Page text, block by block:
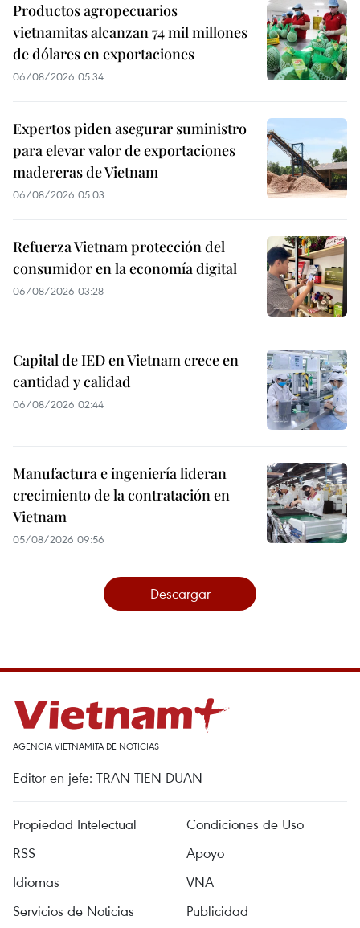
Productos agropecuarios
vietnamitas alcanzan 74 mil millones
de dólares en exportaciones
06/08/2026 05:34
Expertos piden asegurar suministro
para elevar valor de exportaciones
madereras de Vietnam
06/08/2026 05:03
Refuerza Vietnam protección del
consumidor en la economía digital
06/08/2026 03:28
Capital de IED en Vietnam crece en
cantidad y calidad
06/08/2026 02:44
Manufactura e ingeniería lideran
crecimiento de la contratación en
Vietnam
05/08/2026 09:56
Descargar
AGENCIA VIETNAMITA DE NOTICIAS
Editor en jefe: TRAN TIEN DUAN
Propiedad Intelectual
Condiciones de Uso
RSS
Apoyo
Idiomas
VNA
Servicios de Noticias
Publicidad